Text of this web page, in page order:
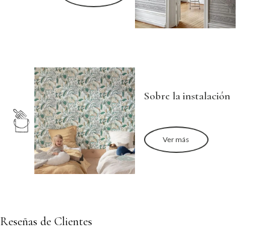
Sobre la instalación
Ver más
Reseñas de Clientes